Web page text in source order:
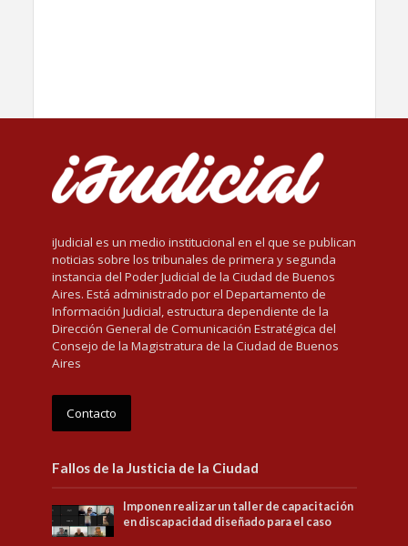
iJudicial es un medio institucional en el que se publican
noticias sobre los tribunales de primera y segunda
instancia del Poder Judicial de la Ciudad de Buenos
Aires. Está administrado por el Departamento de
Información Judicial, estructura dependiente de la
Dirección General de Comunicación Estratégica del
Consejo de la Magistratura de la Ciudad de Buenos
Aires
Contacto
Fallos de la Justicia de la Ciudad
Imponen realizar un taller de capacitación
en discapacidad diseñado para el caso